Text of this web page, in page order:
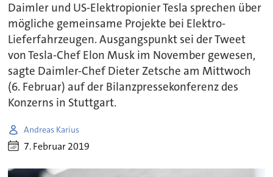
Daimler und US-Elektropionier Tesla sprechen über
mögliche gemeinsame Projekte bei Elektro-
Lieferfahrzeugen. Ausgangspunkt sei der Tweet
von Tesla-Chef Elon Musk im November gewesen,
sagte Daimler-Chef Dieter Zetsche am Mittwoch
(6. Februar) auf der Bilanzpressekonferenz des
Konzerns in Stuttgart.
Andreas Karius
7. Februar 2019